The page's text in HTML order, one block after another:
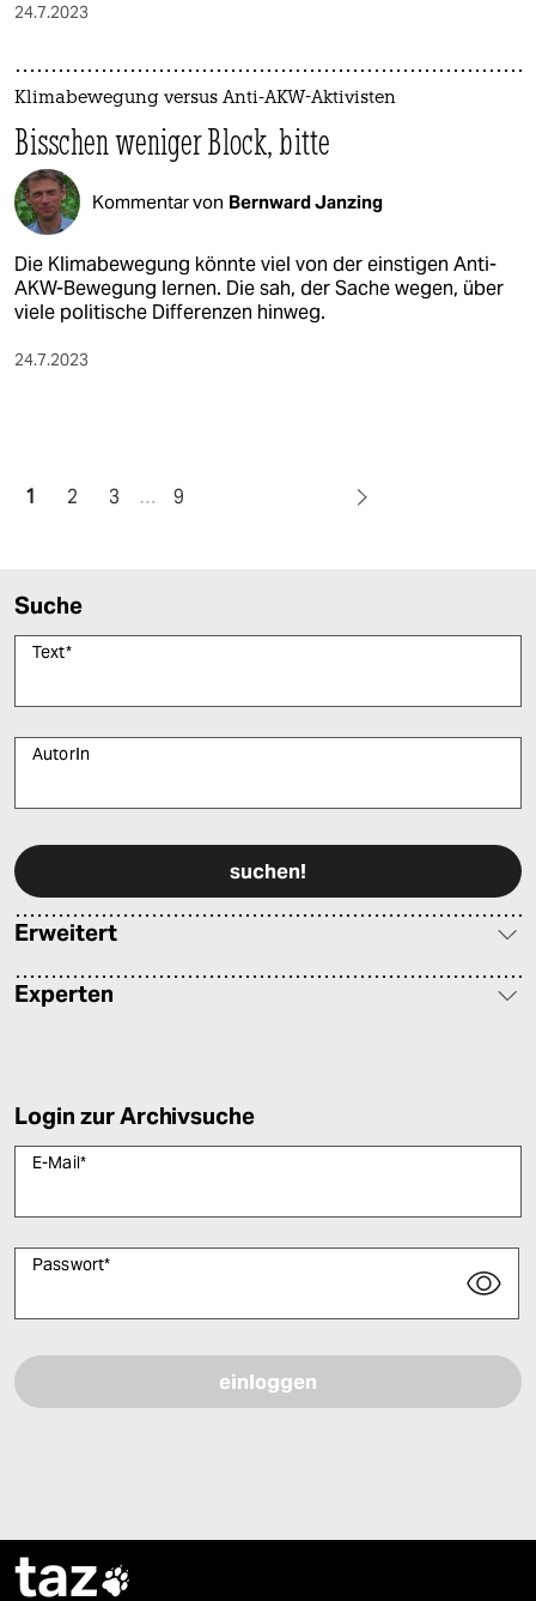
24.7.2023
Klimabewegung versus Anti-AKW-Aktivisten
Bisschen weniger Block, bitte
Kommentar von Bernward Janzing
Die Klimabewegung könnte viel von der einstigen Anti-
AKW-Bewegung lernen. Die sah, der Sache wegen, über
viele politische Differenzen hinweg.
24.7.2023
1 2 3 … 9
Suche
Text*
AutorIn
Erweitert
Experten
Login zur Archivsuche
E-Mail*
Passwort*
taz